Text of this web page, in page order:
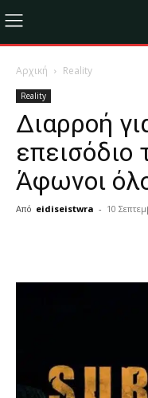
Αρχική Reality
Reality
Διαρροή
επεισόδιο
Άφωνοι
Από eidiseistwra - 10